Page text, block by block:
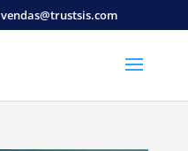
vendas@trustsis.com